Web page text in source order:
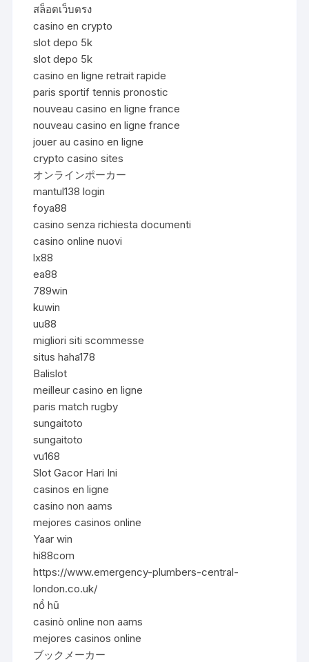
สล็อตเว็บตรง
casino en crypto
slot depo 5k
slot depo 5k
casino en ligne retrait rapide
paris sportif tennis pronostic
nouveau casino en ligne france
nouveau casino en ligne france
jouer au casino en ligne
crypto casino sites
オンラインポーカー
mantul138 login
foya88
casino senza richiesta documenti
casino online nuovi
lx88
ea88
789win
kuwin
uu88
migliori siti scommesse
situs haha178
Balislot
meilleur casino en ligne
paris match rugby
sungaitoto
sungaitoto
vu168
Slot Gacor Hari Ini
casinos en ligne
casino non aams
mejores casinos online
Yaar win
hi88com
https://www.emergency-plumbers-central-
london.co.uk/
nổ hũ
casinò online non aams
mejores casinos online
ブックメーカー